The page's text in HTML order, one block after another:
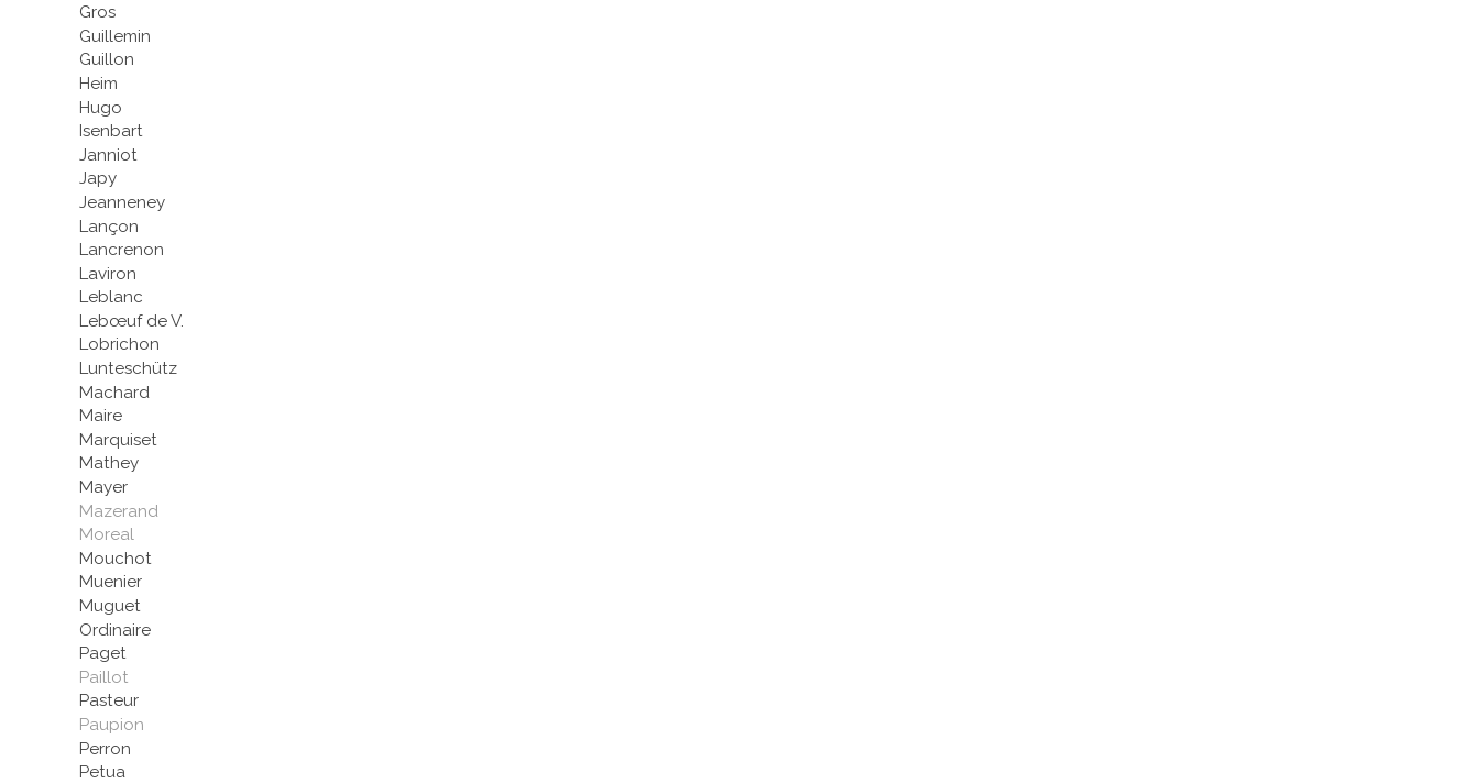
Gros
Guillemin
Guillon
Heim
Hugo
Isenbart
Janniot
Japy
Jeanneney
Lançon
Lancrenon
Laviron
Leblanc
Lebœuf de V.
Lobrichon
Lunteschütz
Machard
Maire
Marquiset
Mathey
Mayer
Mazerand
Moreal
Mouchot
Muenier
Muguet
Ordinaire
Paget
Paillot
Pasteur
Paupion
Perron
Petua